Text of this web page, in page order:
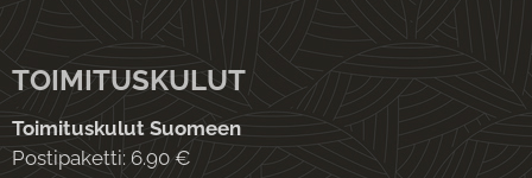
TOIMITUSKULUT
Toimituskulut Suomeen
Postipaketti: 6.90 €